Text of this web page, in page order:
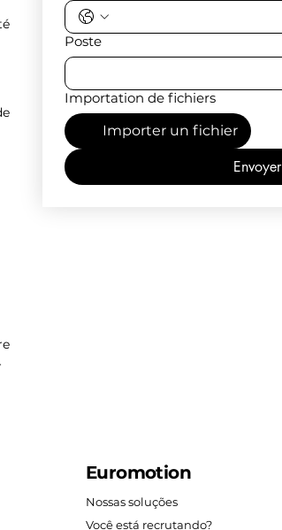
Poste
Importation de fichiers
Importer un fichier
Envoyer
Euromotion
Nossas soluções
Você está recrutando?